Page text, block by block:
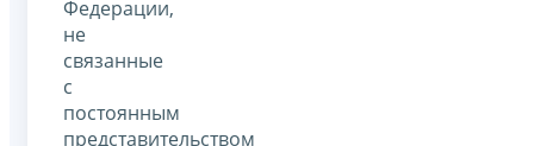
Федерации,
не
связанные
с
постоянным
представительством